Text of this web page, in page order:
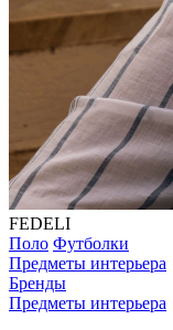
FEDELI
Поло Футболки
Предметы интерьера
Бренды
Предметы интерьера